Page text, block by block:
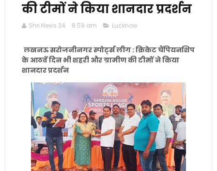
की टीमों ने किया शानदार प्रदर्शन
Shri News 24 8:59 am Lucknow
लखनऊ सरोजनीनगर स्पोर्ट्स लीग : क्रिकेट चैंपियनशिप
के आठवें दिन भी शहरी और ग्रामीण की टीमों ने किया
शानदार प्रदर्शन